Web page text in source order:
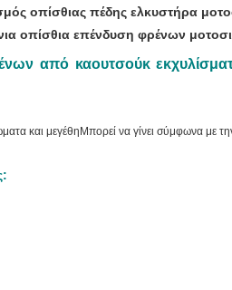
οπίσθιας πέδης ελκυστήρα
οπίσθια επένδυση φρένων
από καουτσούκ
και μεγέθη Μπορεί να γίνει σύμφωνα με